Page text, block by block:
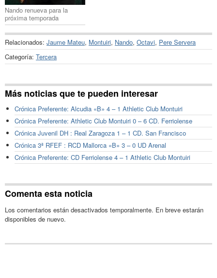
Nando renueva para la
próxima temporada
Relacionados: Jaume Mateu, Montuiri, Nando, Octavi, Pere Servera
Categoría: Tercera
Más noticias que te pueden interesar
Crónica Preferente: Alcudia «B» 4 – 1 Athletic Club Montuiri
Crónica Preferente: Athletic Club Montuiri 0 – 6 CD. Ferriolense
Crónica Juvenil DH : Real Zaragoza 1 – 1 CD. San Francisco
Crónica 3ª RFEF : RCD Mallorca «B» 3 – 0 UD Arenal
Crónica Preferente: CD Ferriolense 4 – 1 Athletic Club Montuiri
Comenta esta noticia
Los comentarios están desactivados temporalmente. En breve estarán
disponibles de nuevo.